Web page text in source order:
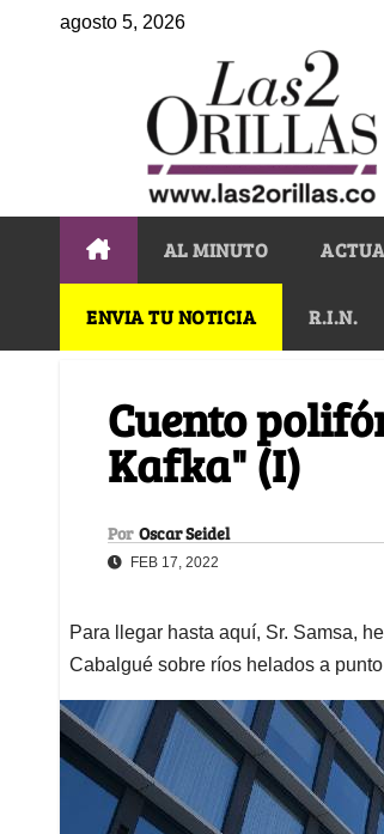
agosto 5, 2026
AL MINUTO
ENVIA TU NOTICIA R.I.N.
Cuento
Kafka" (I)
Por Oscar Seidel
FEB 17, 2022
Para llegar hasta aquí, Sr. Samsa,
Cabalgué sobre ríos helados a